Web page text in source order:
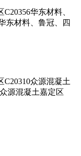
华东材料、
东材料、鲁冠、四
众源混凝土
源混凝土嘉定区